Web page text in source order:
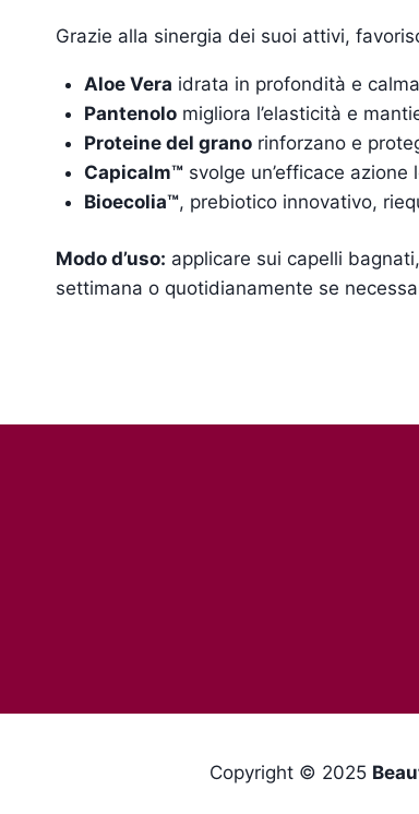
Grazie alla sinergia dei suoi attivi,
Aloe Vera idrata in profondità e
Pantenolomigliora l’elasticità e
Proteine del granorinforzano e
Capicalm™svolge un’efficace
Bioecolia™, prebiotico innovativo,
Modo d’uso: applicare sui capelli
settimana o quotidianamente se
Copyright © 2025